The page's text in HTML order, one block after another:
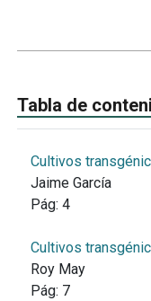
Tabla de
Cultivos
Jaime García
Pág: 4
Cultivos
Roy May
Pág: 7